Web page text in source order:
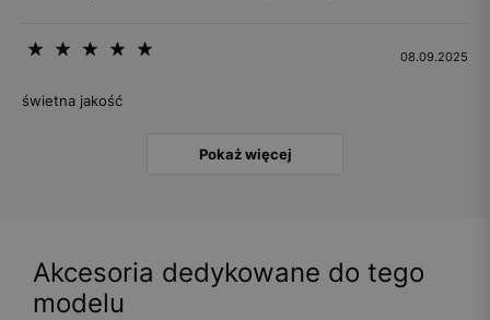
08.09.2025
świetna jakość
Pokaż więcej
Akcesoria dedykowane do tego
modelu